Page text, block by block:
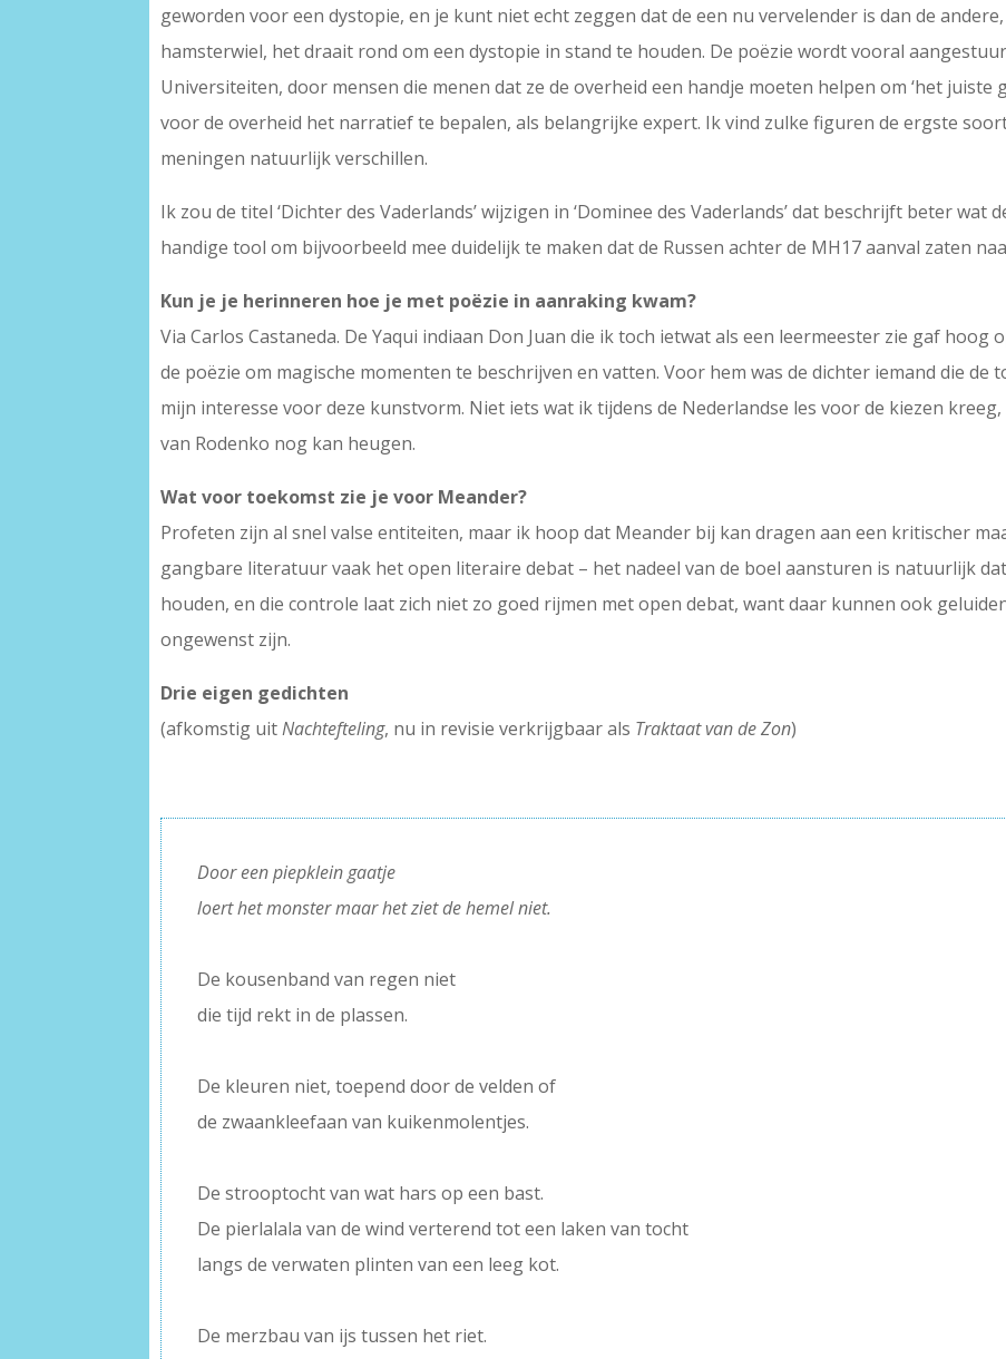
geworden voor een dystopie, en je kunt niet echt zeggen dat de een nu vervelender is dan de
hamsterwiel, het draait rond om een dystopie in stand te houden. De poëzie wordt vooral
Universiteiten, door mensen die menen dat ze de overheid een handje moeten helpen om ‘het juiste
voor de overheid het narratief te bepalen, als belangrijke expert. Ik vind zulke figuren de ergste
meningen natuurlijk verschillen.
Ik zou de titel ‘Dichter des Vaderlands’ wijzigen in ‘Dominee des Vaderlands’ dat beschrijft beter wat
handige tool om bijvoorbeeld mee duidelijk te maken dat de Russen achter de MH17 aanval zaten
Kun je je herinneren hoe je met poëzie in aanraking kwam?
Via Carlos Castaneda. De Yaqui indiaan Don Juan die ik toch ietwat als een leermeester zie gaf hoog
de poëzie om magische momenten te beschrijven en vatten. Voor hem was de dichter iemand die de
mijn interesse voor deze kunstvorm. Niet iets wat ik tijdens de Nederlandse les voor de kiezen
van Rodenko nog kan heugen.
Wat voor toekomst zie je voor Meander?
Profeten zijn al snel valse entiteiten, maar ik hoop dat Meander bij kan dragen aan een kritischer
gangbare literatuur vaak het open literaire debat – het nadeel van de boel aansturen is natuurlijk
houden, en die controle laat zich niet zo goed rijmen met open debat, want daar kunnen ook
ongewenst zijn.
Drie eigen gedichten
(afkomstig uitNachtefteling, nu in revisie verkrijgbaar als Traktaat van de Zon)
Door een piepklein gaatje
loert het monster maar het ziet de hemel niet.
De kousenband van regen niet
die tijd rekt in de plassen.
De kleuren niet, toepend door de velden of
de zwaankleefaan van kuikenmolentjes.
De strooptocht van wat hars op een bast.
De pierlalala van de wind verterend tot een laken van tocht
langs de verwaten plinten van een leeg kot.
De merzbau van ijs tussen het riet.